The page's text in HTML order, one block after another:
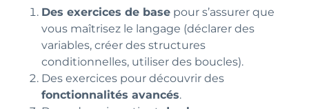
Des exercices de base pour s’assurer que
vous maîtrisez le langage (déclarer des
variables, créer des structures
conditionnelles, utiliser des boucles).
Des exercices pour découvrir des
fonctionnalités avancés.